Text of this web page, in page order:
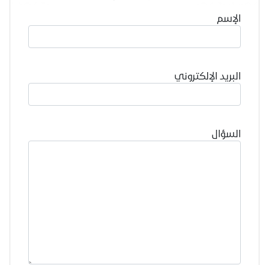
الإسم
البريد الإلكتروني
السؤال